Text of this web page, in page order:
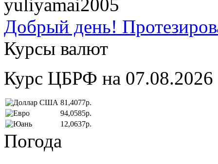
yuliyamai2005
Добрый день!
Курсы валют
Курс ЦБРФ на 07.08.2026
81,4077р.
94,0585р.
12,0637р.
Погода